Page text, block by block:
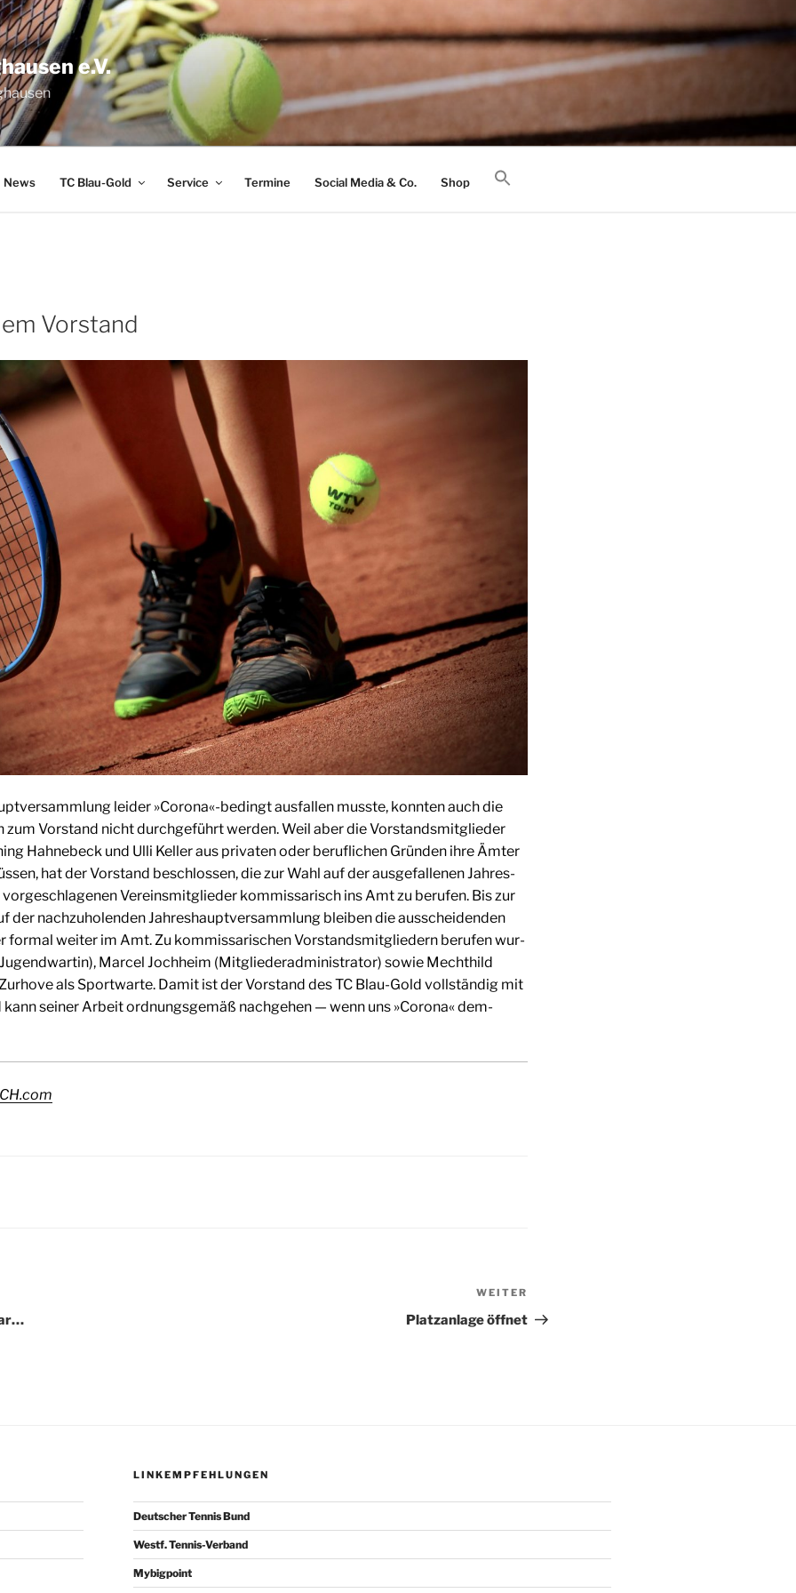
e.V.
News TC Blau-Gold Service Termine Social Media & Co. Shop
Vorstand
lei­der »Corona«-bedingt aus­fal­len muss­te, konn­ten auch die
zum Vor­stand nicht durch­ge­führt wer­den. Weil aber die Vor­stands­mit­glie­der
Hah­ne­beck und Ulli Kel­ler aus pri­va­ten oder beruf­li­chen Grün­den ihre Ämter
hat der Vor­stand beschlos­sen, die zur Wahl auf der aus­ge­fal­le­nen Jah­res­
Ver­eins­mit­glie­der kom­mis­sa­risch ins Amt zu beru­fen. Bis zur
der nach­zu­ho­len­den Jah­res­haupt­ver­samm­lung blei­ben die aus­schei­den­den
for­mal wei­ter im Amt. Zu kom­mis­sa­ri­schen Vor­stands­mit­glie­dern beru­fen wur­
Mar­cel Joch­heim (Mit­glie­der­ad­mi­nis­tra­tor) sowie Mecht­hild
als Sport­war­te. Damit ist der Vor­stand des TC Blau-Gold voll­stän­dig mit
sei­ner Arbeit ord­nungs­ge­mäß nach­ge­hen — wenn uns »Coro­na« dem­
Beitrag
WEITER
Platzanlage öffnet
LINKEMPFEHLUNGEN
Deutscher Tennis Bund
Westf. Tennis-Verband
Mybigpoint